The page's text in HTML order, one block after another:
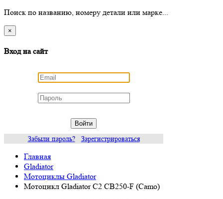
Поиск по названию, номеру детали или марке...
×
Вход на сайт
Войти
Забыли пароль? Зарегистрироваться
Главная
Gladiator
Мотоциклы Gladiator
Мотоцикл Gladiator C2 CB250-F (Camo)